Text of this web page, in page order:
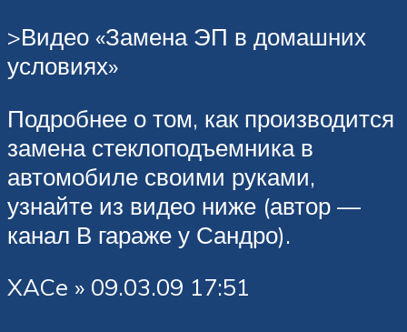
>Видео «Замена ЭП в домашних
условиях»
Подробнее о том, как производится
замена стеклоподъемника в
автомобиле своими руками,
узнайте из видео ниже (автор —
канал В гараже у Сандро).
XACe » 09.03.09 17:51